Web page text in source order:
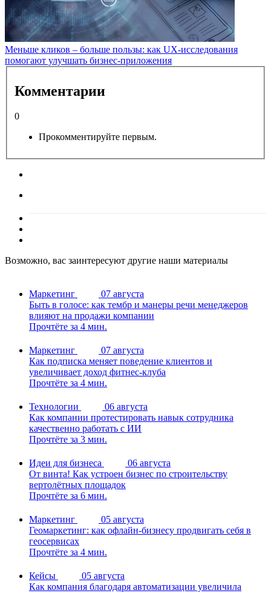
Меньше кликов – больше пользы: как UX-исследования
помогают улучшать бизнес-приложения
Комментарии
0
Прокомментируйте первым.
Возможно, вас заинтересуют другие наши материалы
Маркетинг
07 августа
Быть в голосе: как тембр и манеры речи менеджеров
влияют на продажи компании
Прочтёте за 4 мин.
Маркетинг
07 августа
Как подписка меняет поведение клиентов и
увеличивает доход фитнес-клуба
Прочтёте за 4 мин.
Технологии
06 августа
Как компании протестировать навык сотрудника
качественно работать с ИИ
Прочтёте за 3 мин.
Идеи для бизнеса
06 августа
От винта! Как устроен бизнес по строительству
вертолётных площадок
Прочтёте за 6 мин.
Маркетинг
05 августа
Геомаркетинг: как офлайн-бизнесу продвигать себя в
геосервисах
Прочтёте за 4 мин.
Кейсы
05 августа
Как компания благодаря автоматизации увеличила